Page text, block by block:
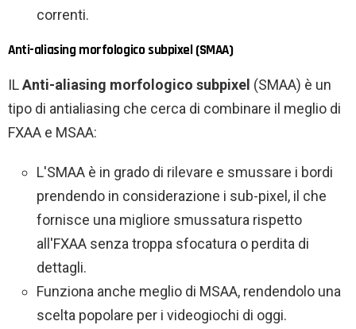
correnti.
Anti-aliasing morfologico subpixel (SMAA)
ILAnti-aliasing morfologico subpixel (SMAA) è un
tipo di antialiasing che cerca di combinare il meglio di
FXAA e MSAA:
L'SMAA è in grado di rilevare e smussare i bordi
prendendo in considerazione i sub-pixel, il che
fornisce una migliore smussatura rispetto
all'FXAA senza troppa sfocatura o perdita di
dettagli.
Funziona anche meglio di MSAA, rendendolo una
scelta popolare per i videogiochi di oggi.